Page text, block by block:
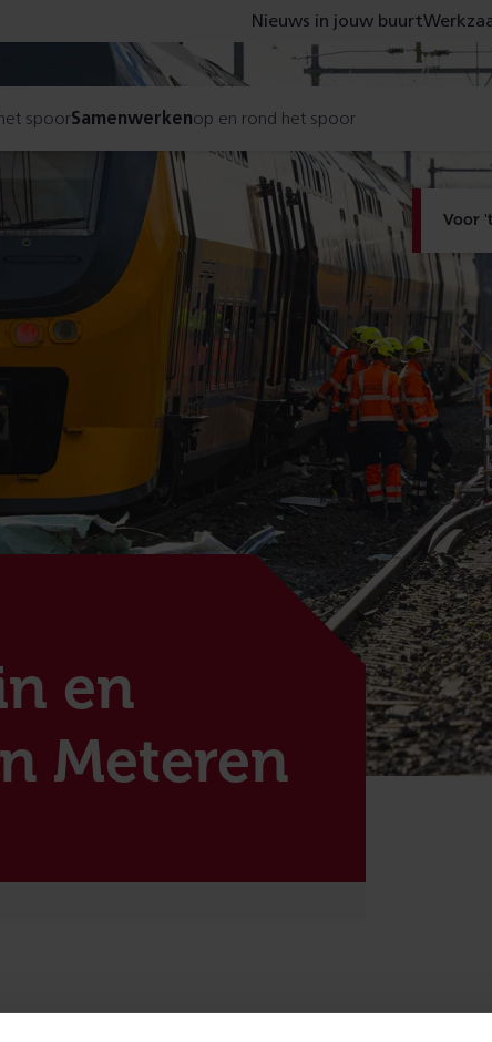
Voor
Nieuws in jouw buurt
spoorSamenwerkenop en rond het spoor
en
Meteren